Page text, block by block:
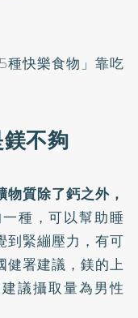
種快樂食物」靠吃
不夠
質除了鈣之外，
種，可以幫助睡
到緊繃壓力，有可
健署建議，鎂的上
議攝取量為男性